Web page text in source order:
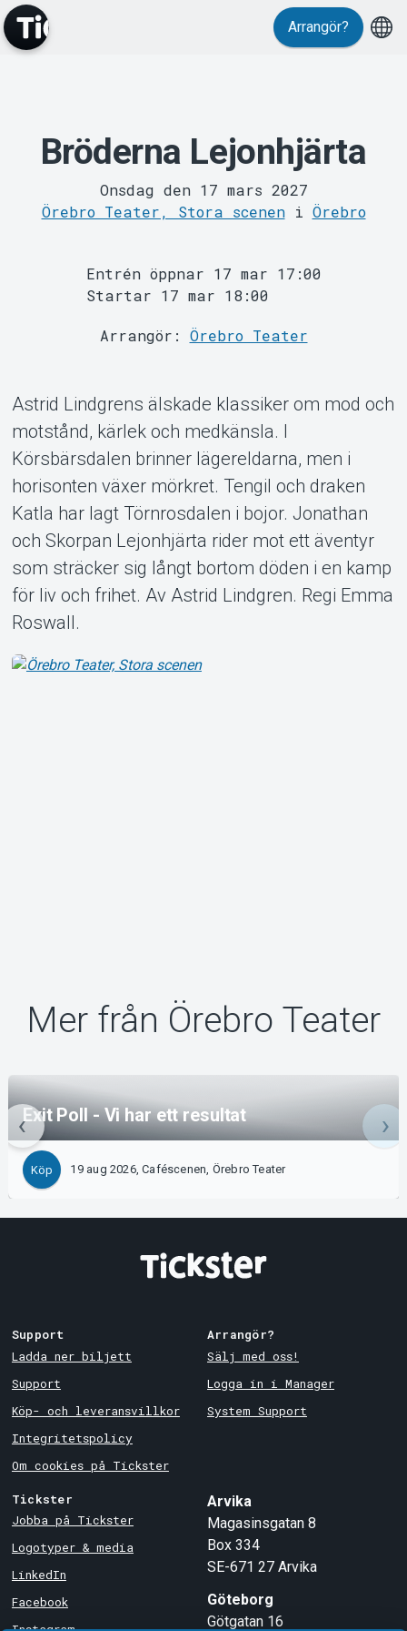
MyTickster
Support
Om Tickster
Arrangör?
Bröderna Lejonhjärta
Onsdag den 17 mars 2027
Örebro Teater, Stora sceneni Örebro
Entrén öppnar 17 mar 17:00
Startar 17 mar 18:00
Arrangör: Örebro Teater
Astrid Lindgrens älskade klassiker om mod och
motstånd, kärlek och medkänsla. I
Körsbärsdalen brinner lägereldarna, men i
horisonten växer mörkret. Tengil och draken
Katla har lagt Törnrosdalen i bojor. Jonathan
och Skorpan Lejonhjärta rider mot ett äventyr
som sträcker sig långt bortom döden i en kamp
för liv och frihet. Av Astrid Lindgren. Regi Emma
Roswall.
Mer från Örebro Teater
Exit Poll - Vi har ett resultat
Köp 19 aug 2026, Caféscenen, Örebro Teater
Support
Ladda ner biljett
Support
Köp- och leveransvillkor
Integritetspolicy
Om cookies på Tickster
Arrangör?
Sälj med oss!
Logga in i Manager
System Support
Tickster
Jobba på Tickster
Logotyper & media
LinkedIn
Facebook
Arvika
Magasinsgatan 8
Box 334
SE-671 27 Arvika
Göteborg
Götgatan 16